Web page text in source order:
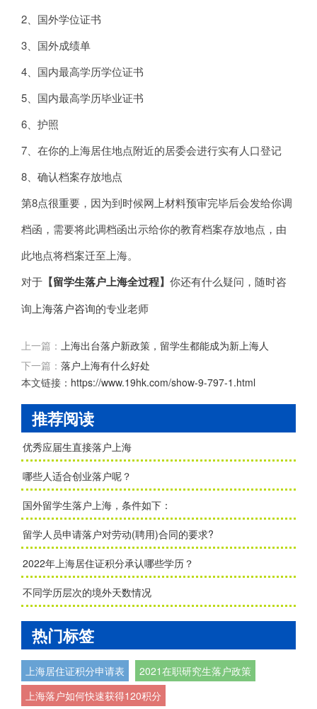
2、国外学位证书
3、国外成绩单
4、国内最高学历学位证书
5、国内最高学历毕业证书
6、护照
7、在你的上海居住地点附近的居委会进行实有人口登记
8、确认档案存放地点
第8点很重要，因为到时候网上材料预审完毕后会发给你调
档函，需要将此调档函出示给你的教育档案存放地点，由
此地点将档案迁至上海。
对于 【留学生落户上海全过程】 你还有什么疑问，随时咨
询 上海落户咨询的专业老师
上一篇： 上海出台落户新政策，留学生都能成为新上海人
下一篇： 落户上海有什么好处
本文链接： https://www.19hk.com/show-9-797-1.html
推荐阅读
优秀应届生直接落户上海
哪些人适合创业落户呢？
国外留学生落户上海，条件如下：
留学人员申请落户对劳动(聘用)合同的要求?
2022年上海居住证积分承认哪些学历？
不同学历层次的境外天数情况
热门标签
上海居住证积分申请表
2021在职研究生落户政策
上海落户如何快速获得120积分